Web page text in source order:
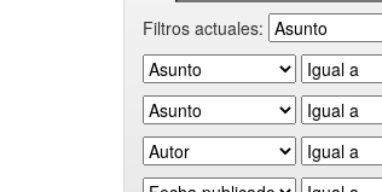
Filtros actuales: